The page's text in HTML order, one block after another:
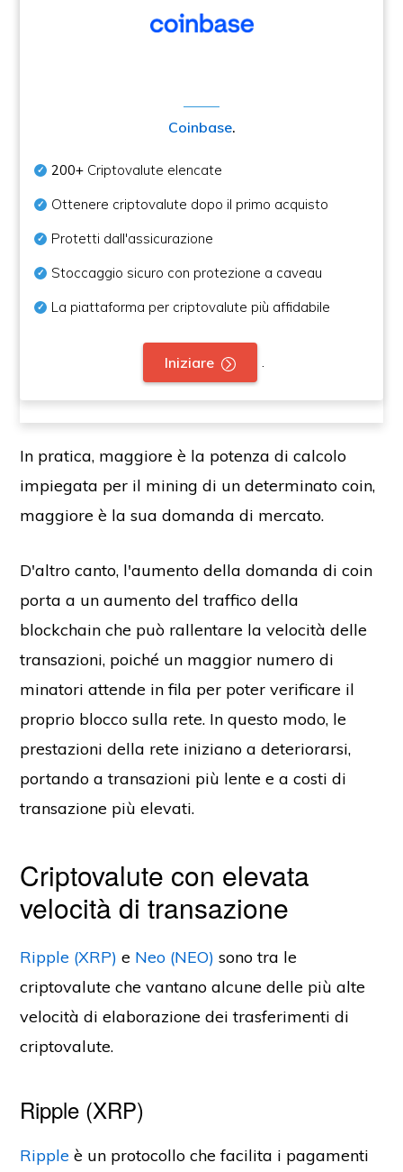
Coinbase.
200+ Criptovalute elencate
Ottenere criptovalute dopo il primo acquisto
Protetti dall'assicurazione
Stoccaggio sicuro con protezione a caveau
La piattaforma per criptovalute più affidabile
Iniziare
In pratica, maggiore è la potenza di calcolo
impiegata per il mining di un determinato coin,
maggiore è la sua domanda di mercato.
D'altro canto, l'aumento della domanda di coin
porta a un aumento del traffico della
blockchain che può rallentare la velocità delle
transazioni, poiché un maggior numero di
minatori attende in fila per poter verificare il
proprio blocco sulla rete. In questo modo, le
prestazioni della rete iniziano a deteriorarsi,
portando a transazioni più lente e a costi di
transazione più elevati.
Criptovalute con elevata
velocità di transazione
Ripple (XRP) e Neo (NEO) sono tra le
criptovalute che vantano alcune delle più alte
velocità di elaborazione dei trasferimenti di
criptovalute.
Ripple (XRP)
Ripple è un protocollo che facilita i pagamenti